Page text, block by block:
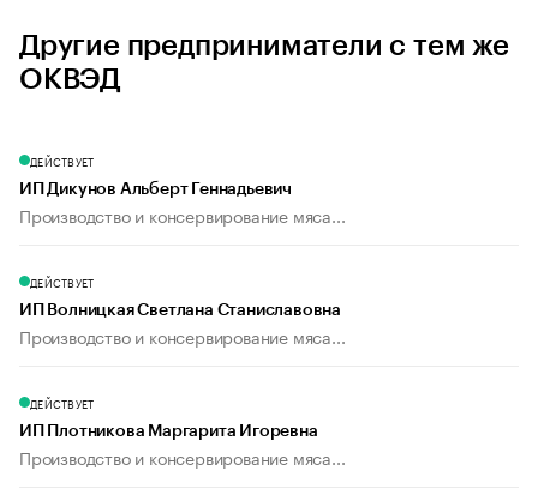
Другие предприниматели с тем же
ОКВЭД
ДЕЙСТВУЕТ
ИП Дикунов Альберт Геннадьевич
Производство и консервирование мяса...
ДЕЙСТВУЕТ
ИП Волницкая Светлана Станиславовна
Производство и консервирование мяса...
ДЕЙСТВУЕТ
ИП Плотникова Маргарита Игоревна
Производство и консервирование мяса...